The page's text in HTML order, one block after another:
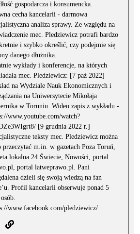
gospodarcza i konsumencka.
cecha kancelarii - darmowa
analiza sprawy. Ze względu na
mec. Pledziewicz potrafi bardzo
i szybko określić, czy podejmie się
danego dłużnika.
wykłady i konferencje, na których
mec. Pledziewicz: [7 paź 2022]
na Wydziale Nauk Ekonomicznych i
na Uniwersytecie Mikołaja
w Toruniu. Wideo zapis z wykładu -
www.youtube.com/watch?
[9 grudnia 2022 r.]
teksty mec. Pledziewicz można
przeczytać m.in. w gazetach Poza Toruń,
lokalna 24 Świecie, Nowości, portal
portal latweprawo.pl. Pani
dzieli się swoją wiedzą na fan
Profil kancelarii obserwuje ponad 5
www.facebook.com/pledziewicz/